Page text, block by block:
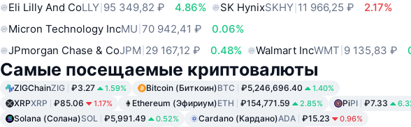
Eli Lilly And CoLLY 95 349,82 ₽ 4.86% SK HynixSKHY 11 966,25 ₽
2.17%
Micron Technology IncMU 70 942,41 ₽
0.06%
JPmorgan Chase & CoJPM 29 167,12 ₽ 0.48% Walmart IncWMT 9 135,83 ₽
Самые посещаемые криптовалюты
ZIGChainZIG ₽3.27 1.59% Bitcoin (Биткоин)BTC ₽5,246,696.40 1.40%
XRPXRP ₽85.06 1.17% Ethereum (Эфириум)ETH ₽154,771.59 2.85% PiPI ₽7.33
Solana (Солана)SOL ₽5,991.49 0.52% Cardano (Кардано)ADA ₽15.23 0.96%